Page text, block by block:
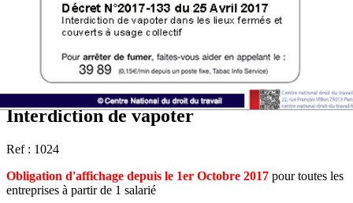
Interdiction de vapoter
Ref : 1024
Obligation d'affichage depuis le 1er Octobre 2017 pour toutes les
entreprises à partir de 1 salarié